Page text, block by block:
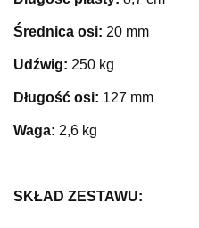
Średnica osi: 20 mm
Udźwig: 250 kg
Długość osi: 127 mm
Waga: 2,6 kg
SKŁAD ZESTAWU: